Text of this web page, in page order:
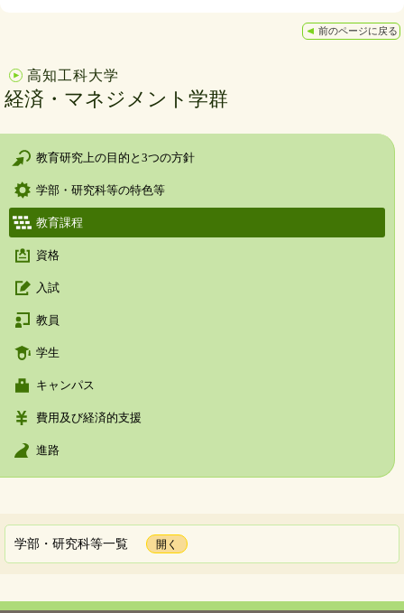
前のページに戻る
高知工科大学
経済・マネジメント学群
教育研究上の目的と3つの方針
学部・研究科等の特色等
教育課程
資格
入試
教員
学生
キャンパス
費用及び経済的支援
進路
学部・研究科等一覧